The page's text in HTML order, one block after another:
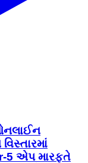
5 એપ મારફતે